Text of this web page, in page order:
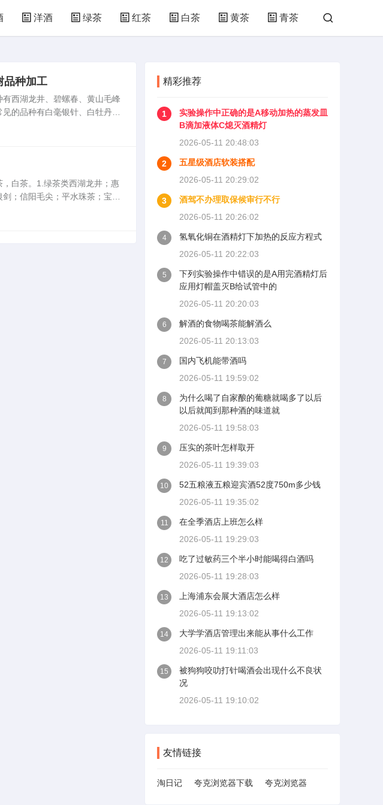
洋酒 绿茶 红茶 白茶 黄茶 青茶
品种加工
西湖龙井、碧螺春、黄山毛峰
的品种有白毫银针、白牡丹
后增加一道“闷黄”的工艺，使
白茶。1.绿茶类西湖龙井；惠
；信阳毛尖；平水珠茶；宝洪
溪火青；仙人掌茶；天山绿
精彩推荐
1
实验操作中正确的是A移动加热的蒸发皿
B滴加液体C熄灭酒精灯
2026-05-11 20:48:03
2
五星级酒店软装搭配
2026-05-11 20:29:02
3
酒驾不办理取保候审行不行
2026-05-11 20:26:02
4
氢氧化铜在酒精灯下加热的反应方程式
2026-05-11 20:22:03
5
下列实验操作中错误的是A用完酒精灯后
应用灯帽盖灭B给试管中的
2026-05-11 20:20:03
6
解酒的食物喝茶能解酒么
2026-05-11 20:13:03
7
国内飞机能带酒吗
2026-05-11 19:59:02
8
为什么喝了自家酿的葡糖就喝多了以后
以后就闻到那种酒的味道就
2026-05-11 19:58:03
9
压实的茶叶怎样取开
2026-05-11 19:39:03
10
52五粮液五粮迎宾酒52度750m多少钱
2026-05-11 19:35:02
11
在全季酒店上班怎么样
2026-05-11 19:29:03
12
吃了过敏药三个半小时能喝得白酒吗
2026-05-11 19:28:03
13
上海浦东会展大酒店怎么样
2026-05-11 19:13:02
14
大学学酒店管理出来能从事什么工作
2026-05-11 19:11:03
15
被狗狗咬叻打针喝酒会出现什么不良状
况
2026-05-11 19:10:02
友情链接
淘日记 夸克浏览器下载 夸克浏览器